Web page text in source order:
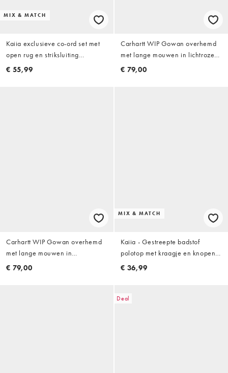
MIX & MATCH
Kaiia exclusieve co-ord set met
open rug en striksluiting
overhemd in lichtbruine streep
€ 55,99
Carhartt WIP Gowan overhemd
met lange mouwen in lichtroze
streep
€ 79,00
Carhartt WIP Gowan overhemd
met lange mouwen in
lichtblauwe streep
€ 79,00
MIX & MATCH
Kaiia - Gestreepte badstof
polotop met kraagje en knopen
in oranje, deel van co-ord set
€ 36,99
Deal